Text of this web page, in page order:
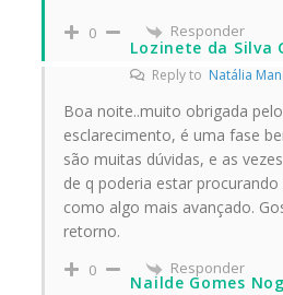
0 Responder
Lozinete da Silva
Reply to Natália
Boa noite..muito obrigada
esclarecimento, é uma fase
são muitas dúvidas, e as
de q poderia estar
como algo mais avançado.
retorno.
0 Responder
Nailde Gomes